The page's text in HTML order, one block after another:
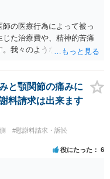
の医療行為によって被っ
た治療費や、精神的苦痛
我々のような弁護士に依
思います。
と顎関節の痛みに
料請求は出来ます
#慰謝料請求・訴訟
役にたった 6